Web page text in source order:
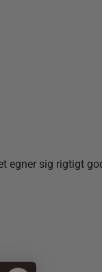
egner sig rigtigt